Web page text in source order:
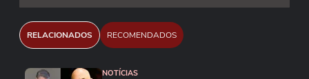
RELACIONADOS RECOMENDADOS
NOTÍCIAS